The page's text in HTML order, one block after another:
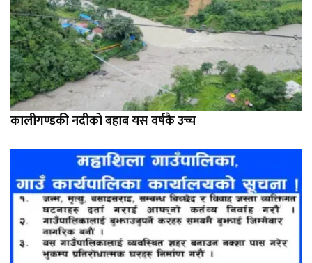
कालीगण्डकी नदीको बहाब यस वर्षकै उच्च